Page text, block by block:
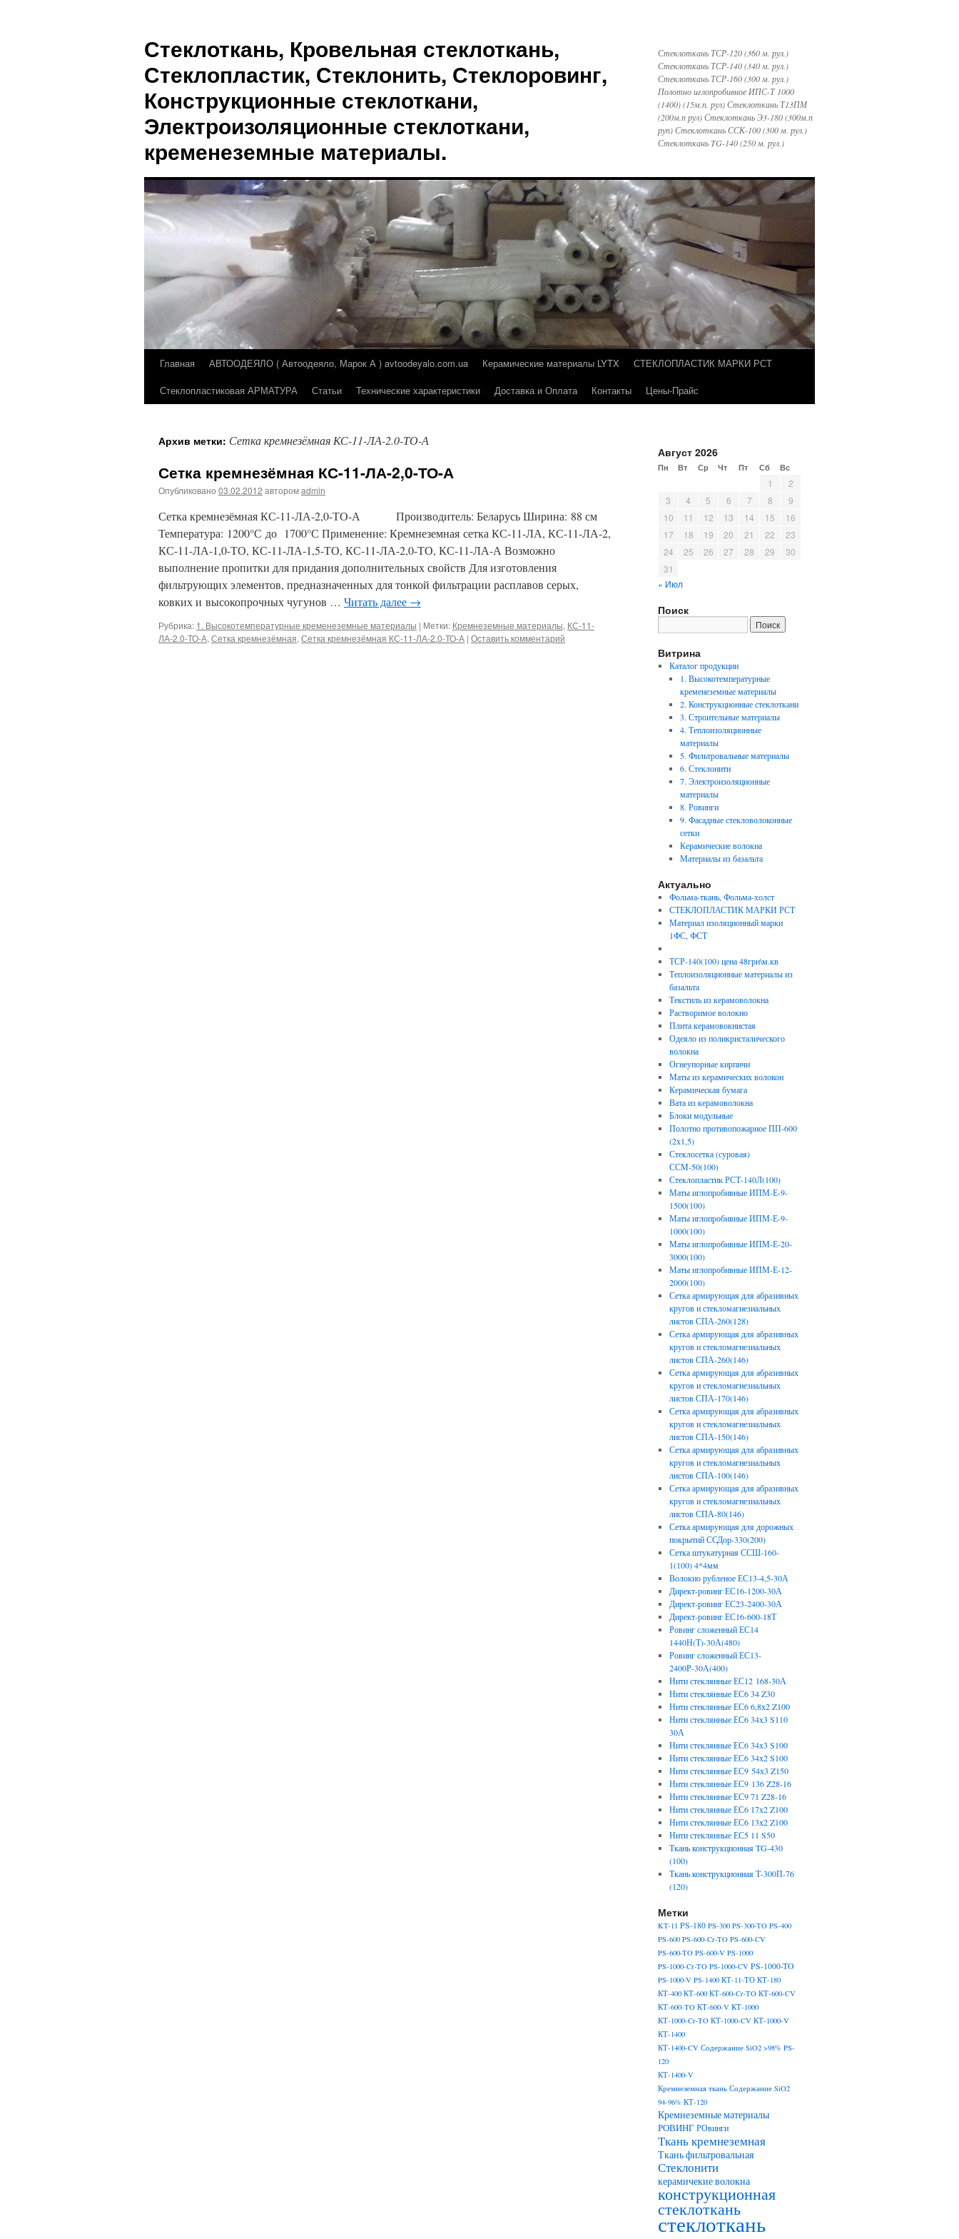
Стеклоткань, Кровельная стеклоткань,
Стеклопластик, Стеклонить, Стеклоровинг,
Конструкционные стеклоткани,
Электроизоляционные стеклоткани,
кременеземные материалы.
Стеклоткань ТСР-120 (360 м. рул.)
Стеклоткань ТСР-140 (340 м. рул.)
Стеклоткань ТСР-160 (300 м. рул.)
Полотно иглопробивное ИПС-Т 1000
(1400) (15м.п. рул) Стеклоткань Т13ПМ
(200м.п рул) Стеклоткань Э3-180 (300м.п
руп) Стеклоткань ССК-100 (300 м. рул.)
Стеклоткань TG-140 (250 м. рул.)
Перейти
Главная АВТООДЕЯЛО ( Автоодеяло, Марок А ) avtoodeyalo.com.ua Керамические материалы LYTX
СТЕКЛОПЛАСТИК МАРКИ РСТ
Стеклопластиковая АРМАТУРА
Статьи Технические характеристики Доставка и Оплата Контакты Цены-Прайс
Архив метки: Сетка кремнезёмная КС-11-ЛА-2.0-ТО-А
Сетка кремнезёмная КС-11-ЛА-2,0-ТО-А
Опубликовано 03.02.2012 авторомadmin
Сетка кремнезёмная КС-11-ЛА-2,0-ТО-А Производитель: Беларусь Ширина: 88 см
Температура: 1200°С до 1700°С Применение: Кремнеземная сетка КС-11-ЛА, КС-11-ЛА-2,
КС-11-ЛА-1,0-ТО, КС-11-ЛА-1,5-ТО, КС-11-ЛА-2,0-ТО, КС-11-ЛА-А Возможно
выполнение пропитки для придания дополнительных свойств Для изготовления
фильтрующих элементов, предназначенных для тонкой фильтрации расплавов серых,
ковких и высокопрочных чугунов … Читать далее →
Рубрика: 1. Высокотемпературные кременеземные материалы | Метки: Кремнеземные материалы, КС-11-
ЛА-2.0-ТО-А, Сетка кремнезёмная, Сетка кремнезёмная КС-11-ЛА-2.0-ТО-А | Оставить комментарий
Август 2026
Пн Вт Ср Чт Пт Сб Вс
« Июл
1
2
3
4 5 6 7 8
9
10
11 12 13 14 15
16
17
18 19 20 21 22
23
24
25 26 27 28 29
30
31
Поиск
Витрина
Каталог продукции
1. Высокотемпературные
кременеземные материалы
2. Конструкционные стеклоткани
3. Строительные материалы
4. Теплоизоляционные
материалы
5. Фильтровальные материалы
6. Стеклонити
7. Электроизоляционные
материалы
8. Ровинги
9. Фасадные стекловолоконные
сетки
Керамические волокна
Материалы из базальта
Актуально
Фольма-ткань, Фольма-холст
СТЕКЛОПЛАСТИК МАРКИ РСТ
Материал изоляционный марки
1ФС, ФСТ
ТСР-140(100) цена 48грн\м.кв
Теплоизоляционные материалы из
базальта
Текстиль из керамоволокна
Растворимое волокно
Плита керамовокнистая
Одеяло из поликристалического
волокна
Огнеупорные кирпичи
Маты из керамических волокон
Керамическая бумага
Вата из керамоволокна
Блоки модульные
Полотно противопожарное ПП-600
(2х1,5)
Стеклосетка (суровая)
ССМ-50(100)
Стеклопластик РСТ-140Л(100)
Маты иглопробивные ИПМ-Е-9-
1500(100)
Маты иглопробивные ИПМ-Е-9-
1000(100)
Маты иглопробивные ИПМ-Е-20-
3000(100)
Маты иглопробивные ИПМ-Е-12-
2000(100)
Сетка армирующая для абразивных
кругов и стекломагнезиальных
листов СПА-260(128)
Сетка армирующая для абразивных
кругов и стекломагнезиальных
листов СПА-260(146)
Сетка армирующая для абразивных
кругов и стекломагнезиальных
листов СПА-170(146)
Сетка армирующая для абразивных
кругов и стекломагнезиальных
листов СПА-150(146)
Сетка армирующая для абразивных
кругов и стекломагнезиальных
листов СПА-100(146)
Сетка армирующая для абразивных
кругов и стекломагнезиальных
листов СПА-80(146)
Сетка армирующая для дорожных
покрытий ССДор-330(200)
Сетка штукатурная ССШ-160-
1(100) 4*4мм
Волокно рубленое ЕС13-4,5-30А
Директ-ровинг ЕС16-1200-30А
Директ-ровинг ЕС23-2400-30А
Директ-ровинг ЕС16-600-18Т
Ровинг сложенный ЕС14
1440Н(Т)-30А(480)
Ровинг сложенный ЕС13-
2400Р-30А(400)
Нити стеклянные ЕС12 168-30А
Нити стеклянные ЕС6 34 Z30
Нити стеклянные ЕС6 6,8х2 Z100
Нити стеклянные ЕС6 34х3 S110
30А
Нити стеклянные ЕС6 34х3 S100
Нити стеклянные ЕС6 34х2 S100
Нити стеклянные ЕС9 54х3 Z150
Нити стеклянные ЕС9 136 Z28-16
Нити стеклянные ЕС9 71 Z28-16
Нити стеклянные ЕС6 17х2 Z100
Нити стеклянные ЕС6 13х2 Z100
Нити стеклянные ЕС5 11 S50
Ткань конструкционная TG-430
(100)
Ткань конструкционная Т-300П-76
(120)
Метки
KT-11 PS-180 PS-300 PS-300-TO PS-400
PS-600 PS-600-Cr-TO PS-600-CV
PS-600-TO PS-600-V PS-1000
PS-1000-Cr-TO PS-1000-CV PS-1000-TO
PS-1000-V PS-1400 КТ-11-ТО КТ-180
КТ-400 КТ-600 КТ-600-Cr-TO КТ-600-CV
КТ-600-TO КТ-600-V КТ-1000
КТ-1000-Cr-TO КТ-1000-CV КТ-1000-V
КТ-1400
КТ-1400-CV Содержание SiO2 >98% PS-
120
КТ-1400-V
Кремнеземная ткань Содержание SiO2
94-96% КТ-120
Кремнеземные материалы
РОВИНГ РОвинги
Ткань кремнеземная
Ткань фильтровальная
Стеклонити
керамичекие волокна
конструкционная
стеклоткань
стеклоткань